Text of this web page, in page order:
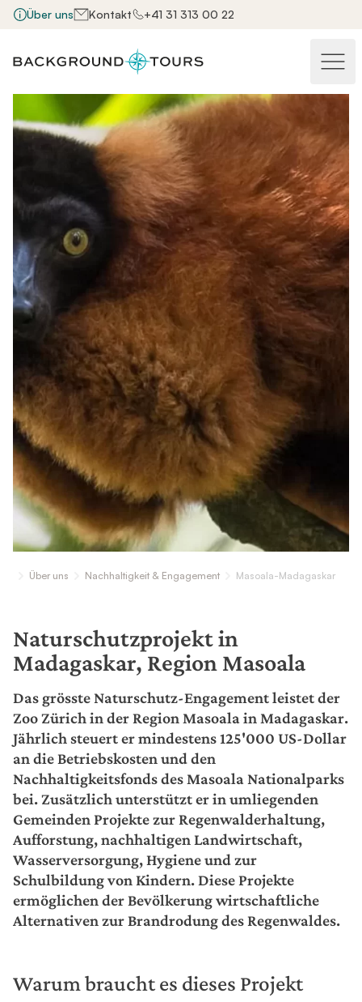
Über uns Kontakt +41 31 313 00 22
Über uns Nachhaltigkeit & Engagement Masoala-Madagaskar
Naturschutzprojekt in
Madagaskar, Region Masoala
Das grösste Naturschutz-Engagement leistet der
Zoo Zürich in der Region Masoala in Madagaskar.
Jährlich steuert er mindestens 125'000 US-Dollar
an die Betriebskosten und den
Nachhaltigkeitsfonds des Masoala Nationalparks
bei. Zusätzlich unterstützt er in umliegenden
Gemeinden Projekte zur Regenwalderhaltung,
Aufforstung, nachhaltigen Landwirtschaft,
Wasserversorgung, Hygiene und zur
Schulbildung von Kindern. Diese Projekte
ermöglichen der Bevölkerung wirtschaftliche
Alternativen zur Brandrodung des Regenwaldes.
Warum braucht es dieses Projekt